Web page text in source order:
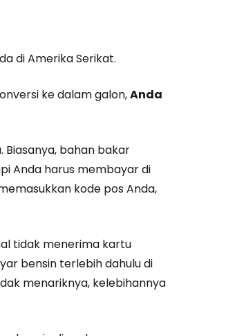
di Amerika Serikat.
ke dalam galon,Anda
Biasanya, bahan bakar
Anda harus membayar di
kode pos Anda,
tidak menerima kartu
bensin terlebih dahulu di
menariknya, kelebihannya